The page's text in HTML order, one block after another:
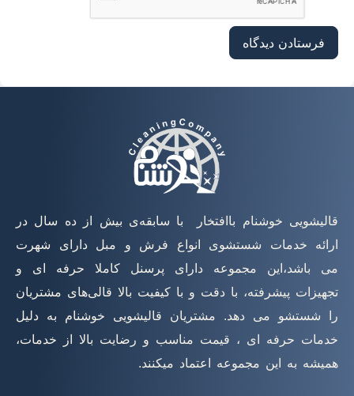
قالیشویی خوشنام باافتخار با سابقه‌ی بیش از ده سال در
ارائه خدمات شستشوی انواع فرش و مبل دارای شهرت
می باشد،این مجموعه دارای پرسنل کاملا حرفه ای و
تجهیزات پیشرفته، با دقت و با کیفیت بالا قالی‌های مشتریان
را شستشو می دهد. مشتریان قالیشویی خوشنام به دلیل
خدمات حرفه ای ، قیمت مناسب و رضایت بالا از خدمات،
همیشه به این مجموعه اعتماد میکنند.